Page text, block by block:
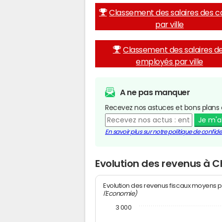
Classement des salaires des
par ville
Classement des salaires
employés par ville
A ne pas manquer
Recevez nos astuces et bons
Je
En savoir plus sur notre politique de
Evolution des revenus à
Evolution des revenus fiscaux moyens
l'Economie)
3 000